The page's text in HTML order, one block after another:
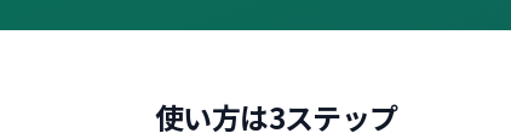
使い方は3ステップ